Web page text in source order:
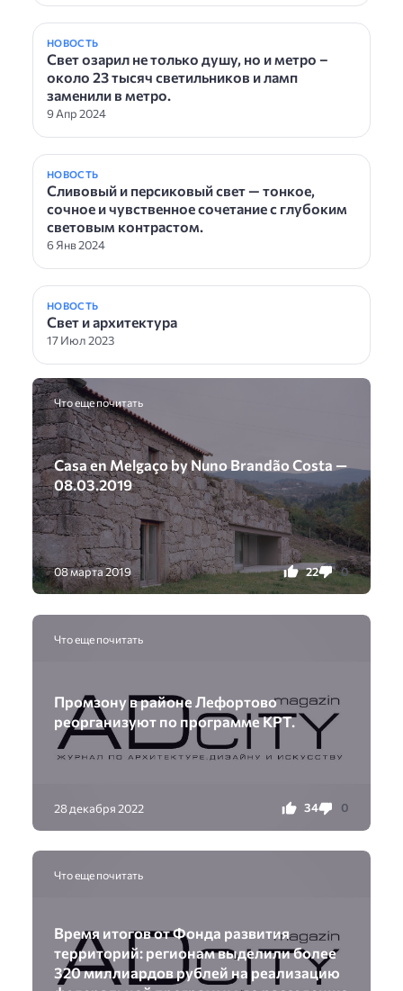
НОВОСТЬ
Свет озарил не только душу, но и метро –
около 23 тысяч светильников и ламп
заменили в метро.
9 Апр 2024
НОВОСТЬ
Сливовый и персиковый свет — тонкое,
сочное и чувственное сочетание с глубоким
световым контрастом.
6 Янв 2024
НОВОСТЬ
Свет и архитектура
17 Июл 2023
Что еще почитать
Casa en Melgaço by Nuno Brandão Costa —
08.03.2019
08 марта 2019 22 0
Что еще почитать
Промзону в районе Лефортово
реорганизуют по программе КРТ.
28 декабря 2022 34 0
Что еще почитать
Время итогов от Фонда развития
территорий: регионам выделили более
320 миллиардов рублей на реализацию